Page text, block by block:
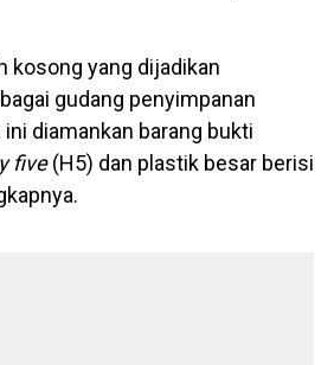
kosong yang dijadikan
gudang penyimpanan
diamankan barang bukti
five(H5) dan plastik besar berisi